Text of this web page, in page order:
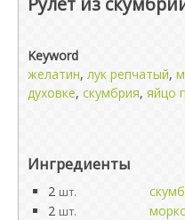
Keyword
желатин, лук репчатый,
духовке, скумбрия, яйцо
Ингредиенты
2 шт.
2 шт.